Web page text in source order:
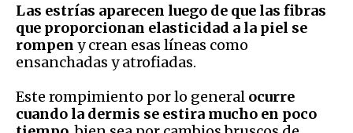
Las estrías aparecen luego de que las fibras
que proporcionan elasticidad a la piel se
rompen y crean esas líneas como
ensanchadas y atrofiadas.
Este rompimiento por lo general ocurre
cuando la dermis se estira mucho en poco